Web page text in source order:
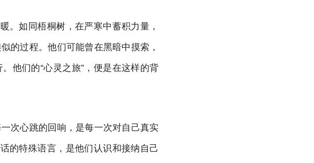
。如同梧桐树，在严寒中蓄积力量，
的过程。他们可能曾在黑暗中摸索，
他们的“心灵之旅”，便是在这样的背
次心跳的回响，是每一次对自己真实
的特殊语言，是他们认识和接纳自己